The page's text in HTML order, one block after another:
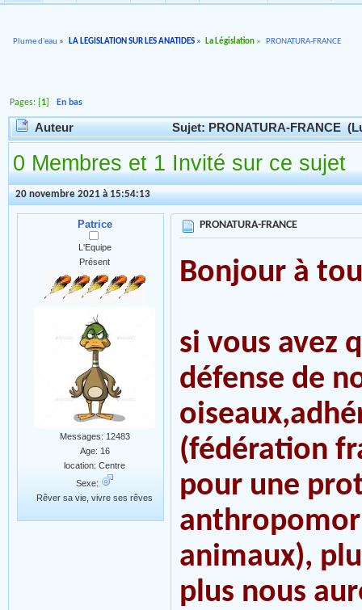
Plume d'eau » LA LEGISLATION SUR LES ANATIDES» La Législation » PRONATURA-FRANCE
Pages: [ 1 ]En bas
Auteur Sujet: PRONATURA-FRANCE
0 Membres et 1 Invité sur ce sujet
20 novembre 2021 à 15:54:13
Patrice
L'Equipe
Présent
Messages: 12483
Age: 16
location: Centre
Sexe:
Rêver sa vie, vivre ses rêves
PRONATURA-FRANCE
Bonjour à
si vous avez
défense de
(fédération
pour une
animaux),
plus nous